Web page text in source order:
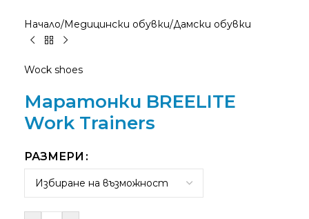
Начало/Медицински обувки/Дамски обувки
Wock shoes
Маратонки BREELITE
Work Trainers
РАЗМЕРИ